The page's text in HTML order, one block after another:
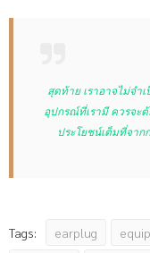
สุดท้าย เราอาจไม่จ
อุปกรณ์ที่เรามี ควรจะ
ประโยชน์เต็มที่จา
Tags: earplug